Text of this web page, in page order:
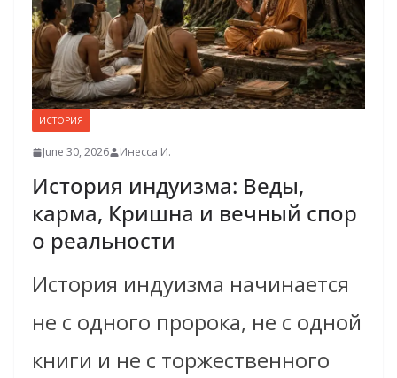
ИСТОРИЯ
June 30, 2026 Инесса И.
История индуизма: Веды,
карма, Кришна и вечный спор
о реальности
История индуизма начинается
не с одного пророка, не с одной
книги и не с торжественного